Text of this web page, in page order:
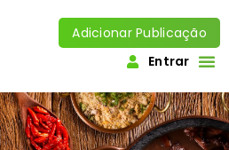
Adicionar Publicação
Entrar